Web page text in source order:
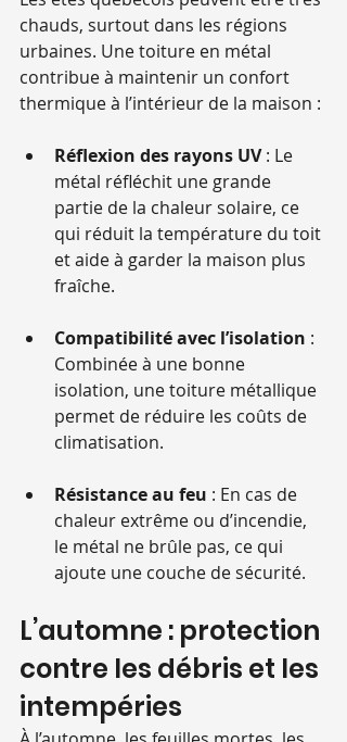
chauds, surtout dans les régions
urbaines. Une toiture en métal
contribue à maintenir un confort
thermique à l’intérieur de la maison :
Réflexion des rayons UV : Le
métal réfléchit une grande
partie de la chaleur solaire, ce
qui réduit la température du toit
et aide à garder la maison plus
fraîche.
Compatibilité avec l’isolation :
Combinée à une bonne
isolation, une toiture métallique
permet de réduire les coûts de
climatisation.
Résistance au feu : En cas de
chaleur extrême ou d’incendie,
le métal ne brûle pas, ce qui
ajoute une couche de sécurité.
L’automne : protection
contre les débris et les
intempéries